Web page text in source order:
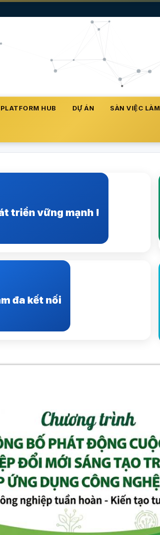
PLATFORM HUB DỰ ÁN SÀN VIỆC LÀM
triển vững mạnh !
đa kết nối
ngàn việc làm, nhà tuyển dụng và